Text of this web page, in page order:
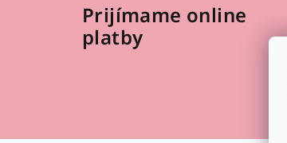
Prijímame online
platby